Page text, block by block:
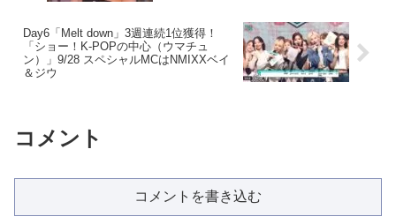
Day6「Melt down」3週連続1位獲得！
「ショー！K-POPの中心（ウマチュ
ン）」9/28 スペシャルMCはNMIXXベイ
＆ジウ
コメント
コメントを書き込む